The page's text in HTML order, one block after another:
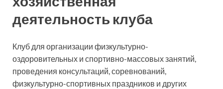
деятельность клуба
Клуб для организации физкультурно-
оздоровительных и спортивно-массовых занятий,
проведения консультаций, соревнований,
физкультурно-спортивных праздников и других